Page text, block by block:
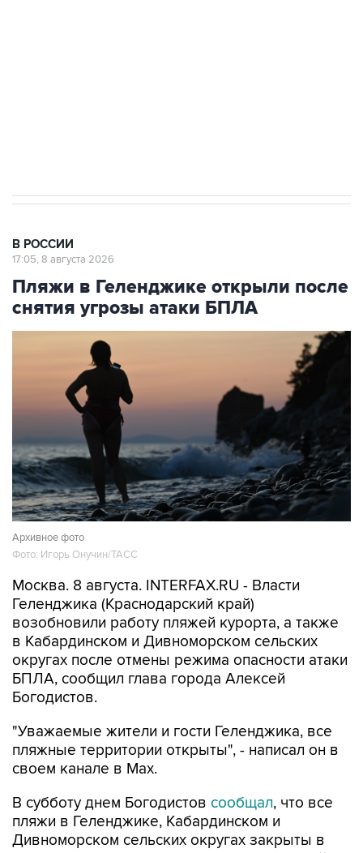
В РОССИИ
17:05, 8 августа 2026
Пляжи в Геленджике открыли после
снятия угрозы атаки БПЛА
Архивное фото
Фото: Игорь Онучин/ТАСС
Москва. 8 августа. INTERFAX.RU - Власти
Геленджика (Краснодарский край)
возобновили работу пляжей курорта, а также
в Кабардинском и Дивноморском сельских
округах после отмены режима опасности атаки
БПЛА, сообщил глава города Алексей
Богодистов.
"Уважаемые жители и гости Геленджика, все
пляжные территории открыты", - написал он в
своем канале в Max.
В субботу днем Богодистов сообщал, что все
пляжи в Геленджике, Кабардинском и
Дивноморском сельских округах закрыты в